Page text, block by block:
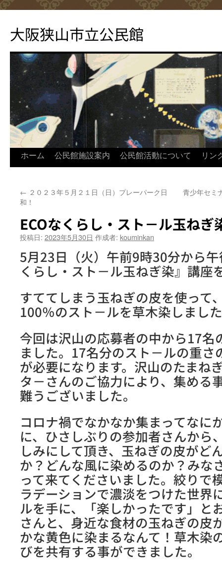
テ
ン
へ
ッ
大阪狭山市立公民館
ホーム 公民館施設案内 公民館活動について リン
← ２０２３年５月２１日（日）プレーパーク日
和！
青少年セミ
ECOなくらし・スト－ル玉ねぎ
投稿日: 2023年5月30日 作成者: kouminkan
5月23日（火）午前9時30分から
くらし・スト－ル玉ねぎ染』講座
すててしまう玉ねぎの皮を使って
100％のスト－ルを草木染しまし
今回は沢山の応募者の中から17名
ました。17名分のスト－ルの重さ
が必要になります。沢山のたまね
タ－さんのご協力により、集める
難うございました。
コロナ禍でなかなか集まってなに
に、ひさしぶりの参加者さんから
しみにして頂き、玉ねぎの皮がど
か？どんな風に染めるのか？みな
って来てくださいました。絞りで
ラデーションで濃淡をつけた世界
ルを手に、「楽しかったです」と
さんと、身近な食材の玉ねぎの皮
かな黄色に染まるなんて！草木染
びを共有する事ができました。